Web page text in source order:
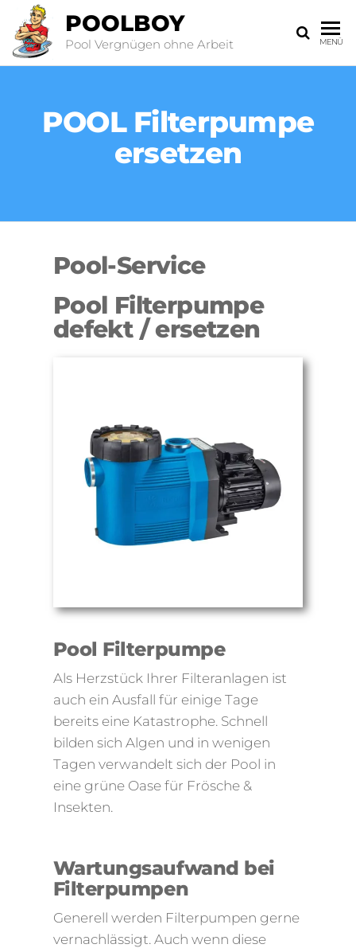
POOLBOY
Pool Vergnügen ohne Arbeit MENÜ
POOL Filterpumpe
ersetzen
Pool-Service
Pool Filterpumpe
defekt / ersetzen
Pool Filterpumpe
Als Herzstück Ihrer Filteranlagen ist
auch ein Ausfall für einige Tage
bereits eine Katastrophe. Schnell
bilden sich Algen und in wenigen
Tagen verwandelt sich der Pool in
eine grüne Oase für Frösche &
Insekten.
Wartungsaufwand bei
Filterpumpen
Generell werden Filterpumpen gerne
vernachlässigt. Auch wenn diese